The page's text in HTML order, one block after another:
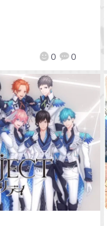
0 0